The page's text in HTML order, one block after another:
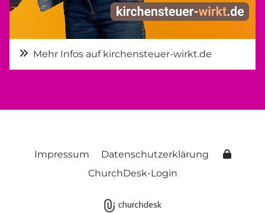
Mehr Infos auf kirchensteuer-wirkt.de
Impressum
Datenschutzerklärung
ChurchDesk-Login